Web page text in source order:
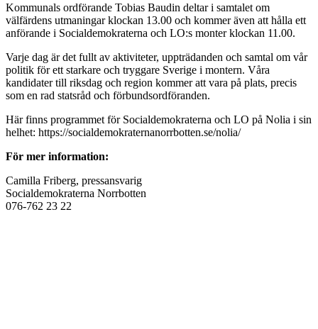
Kommunals ordförande Tobias Baudin deltar i samtalet om
välfärdens utmaningar klockan 13.00 och kommer även att hålla ett
anförande i Socialdemokraterna och LO:s monter klockan 11.00.
Varje dag är det fullt av aktiviteter, uppträdanden och samtal om vår
politik för ett starkare och tryggare Sverige i montern. Våra
kandidater till riksdag och region kommer att vara på plats, precis
som en rad statsråd och förbundsordföranden.
Här finns programmet för Socialdemokraterna och LO på Nolia i sin
helhet: https://socialdemokraternanorrbotten.se/nolia/
För mer information:
Camilla Friberg, pressansvarig
Socialdemokraterna Norrbotten
076-762 23 22